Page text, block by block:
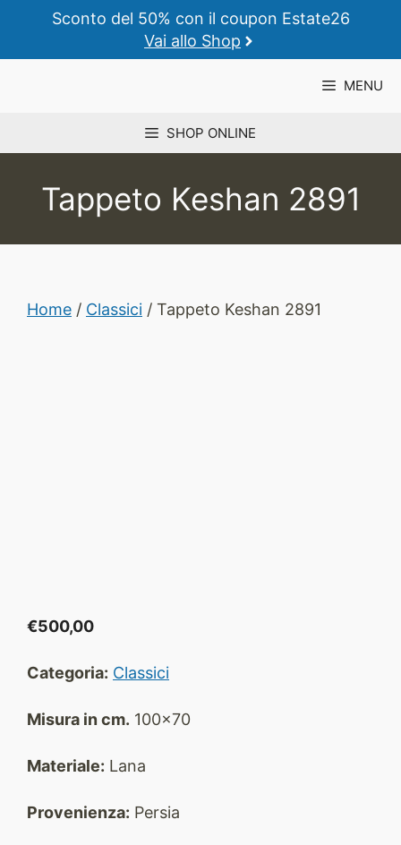
contenuto
Sconto del 50% con il coupon Estate26
Vai allo Shop
MENU
SHOP ONLINE
Tappeto Keshan 2891
Home / Classici / Tappeto Keshan 2891
€500,00
Categoria: Classici
Misura in cm. 100x70
Materiale: Lana
Provenienza: Persia